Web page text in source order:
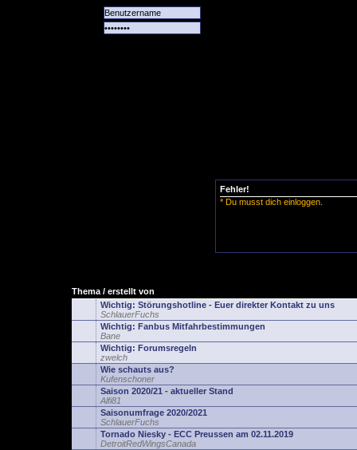
Fehler!
* Du musst dich einloggen.
Thema / erstellt von
Wichtig: Störungshotline - Euer direkter Kontakt zu uns
SchlauerFuchs
Wichtig: Fanbus Mitfahrbestimmungen
Bane
Wichtig: Forumsregeln
zwelch
Wie schauts aus?
Kufenschoner
Saison 2020/21 - aktueller Stand
Alfi81
Saisonumfrage 2020/2021
SchlauerFuchs
Tornado Niesky - ECC Preussen am 02.11.2019
DetroitRedWingsCanada